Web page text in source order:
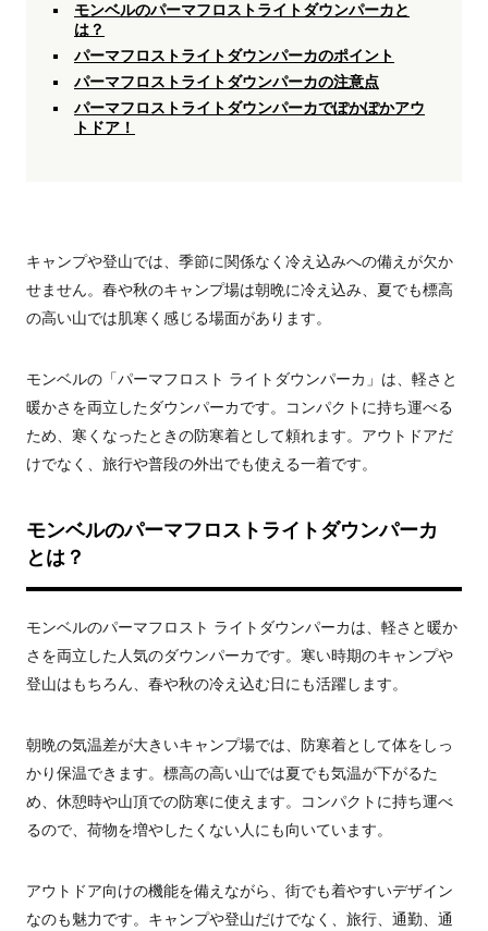
モンベルのパーマフロストライトダウンパーカと
は？
パーマフロストライトダウンパーカのポイント
パーマフロストライトダウンパーカの注意点
パーマフロストライトダウンパーカでぽかぽかアウ
トドア！
キャンプや登山では、季節に関係なく冷え込みへの備えが欠か
せません。春や秋のキャンプ場は朝晩に冷え込み、夏でも標高
の高い山では肌寒く感じる場面があります。
モンベルの「パーマフロスト ライトダウンパーカ」は、軽さと
暖かさを両立したダウンパーカです。コンパクトに持ち運べる
ため、寒くなったときの防寒着として頼れます。アウトドアだ
けでなく、旅行や普段の外出でも使える一着です。
モンベルのパーマフロストライトダウンパーカ
とは？
モンベルのパーマフロスト ライトダウンパーカは、軽さと暖か
さを両立した人気のダウンパーカです。寒い時期のキャンプや
登山はもちろん、春や秋の冷え込む日にも活躍します。
朝晩の気温差が大きいキャンプ場では、防寒着として体をしっ
かり保温できます。標高の高い山では夏でも気温が下がるた
め、休憩時や山頂での防寒に使えます。コンパクトに持ち運べ
るので、荷物を増やしたくない人にも向いています。
アウトドア向けの機能を備えながら、街でも着やすいデザイン
なのも魅力です。キャンプや登山だけでなく、旅行、通勤、通